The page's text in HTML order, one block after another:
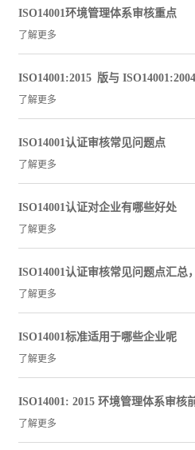
ISO14001环境管理体系审核重点
了解更多
ISO14001:2015 版与
了解更多
ISO14001认证审核常见问题点
了解更多
ISO14001认证对企业有哪些好处
了解更多
ISO14001认证审核常见问题点汇总
了解更多
ISO14001标准适用于哪些企业呢
了解更多
ISO14001: 2015 环境管理体系审核
了解更多